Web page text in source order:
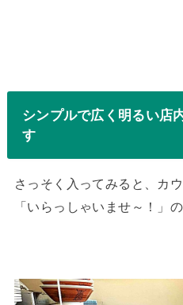
シンプルで広く明るい
す
さっそく入ってみると、カ
「いらっしゃいませ～！」